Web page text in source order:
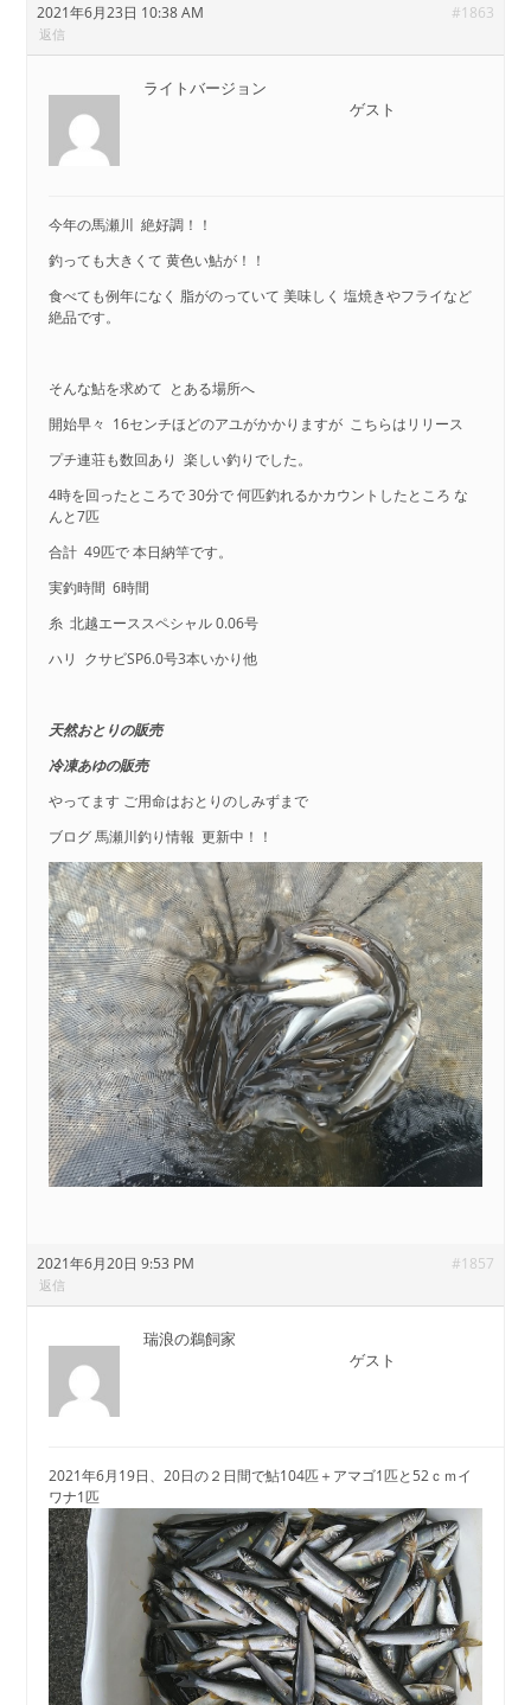
2021年6月23日 10:38 AM #1863
返信
ライトバージョン
ゲスト
今年の馬瀬川 絶好調！！
釣っても大きくて 黄色い鮎が！！
食べても例年になく 脂がのっていて 美味しく 塩焼きやフライなど
絶品です。
そんな鮎を求めて とある場所へ
開始早々 16センチほどのアユがかかりますが こちらはリリース
プチ連荘も数回あり 楽しい釣りでした。
4時を回ったところで 30分で 何匹釣れるかカウントしたところ な
んと7匹
合計 49匹で 本日納竿です。
実釣時間 6時間
糸 北越エーススペシャル 0.06号
ハリ クサビSP6.0号3本いかり他
天然おとりの販売
冷凍あゆの販売
やってます ご用命はおとりのしみずまで
ブログ 馬瀬川釣り情報 更新中！！
2021年6月20日 9:53 PM #1857
返信
瑞浪の鵜飼家
ゲスト
2021年6月19日、20日の２日間で鮎104匹＋アマゴ1匹と52ｃｍイ
ワナ1匹